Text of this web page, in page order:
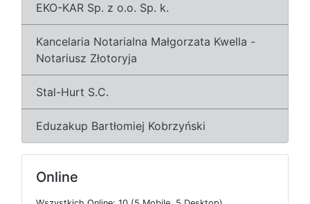
EKO-KAR Sp. z o.o. Sp. k.
Kancelaria Notarialna Małgorzata Kwella -
Notariusz Złotoryja
Stal-Hurt S.C.
Eduzakup Bartłomiej Kobrzyński
Online